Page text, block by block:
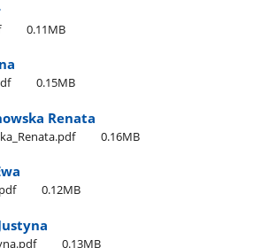
0.11MB
0.15MB
Renata
0.16MB
0.12MB
0.13MB